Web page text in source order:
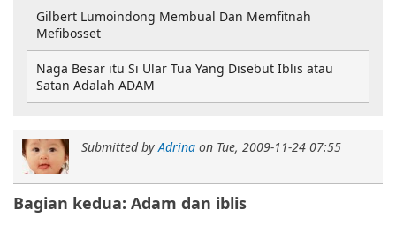
Submitted byAdrina on Tue, 2009-11-24 07:55
Bagian kedua: Adam dan iblis
Gilbert Lumoindong Membual Dan Memfitnah
Mefibosset
Naga Besar itu Si Ular Tua Yang Disebut Iblis atau
Satan Adalah ADAM